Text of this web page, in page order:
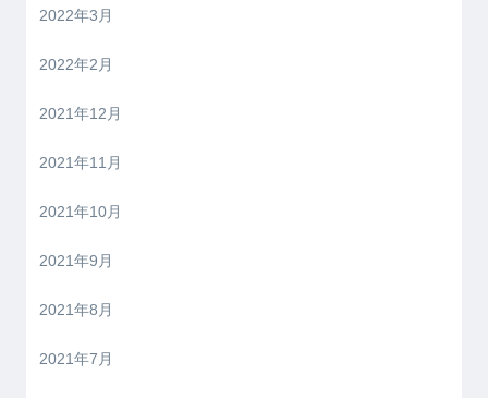
2022年3月
2022年2月
2021年12月
2021年11月
2021年10月
2021年9月
2021年8月
2021年7月